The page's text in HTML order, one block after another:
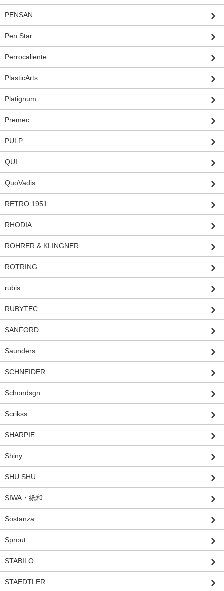
PENSAN
Pen Star
Perrocaliente
PlasticArts
Platignum
Premec
PULP
QUI
QuoVadis
RETRO 1951
RHODIA
ROHRER & KLINGNER
ROTRING
rubis
RUBYTEC
SANFORD
Saunders
SCHNEIDER
Schondsgn
Scrikss
SHARPIE
Shiny
SHU SHU
SIWA・紙和
Sostanza
Sprout
STABILO
STAEDTLER